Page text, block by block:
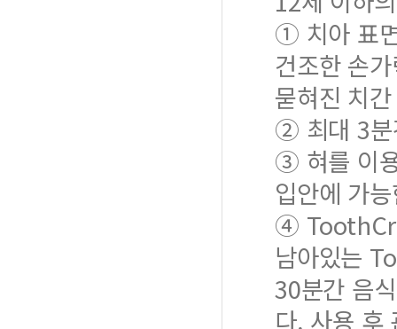
① 치아 표
건조한 손
묻혀진 치
② 최대 3분
③ 혀를 이
입안에 가
④
남아있는
30분간 음
다. 사용 후